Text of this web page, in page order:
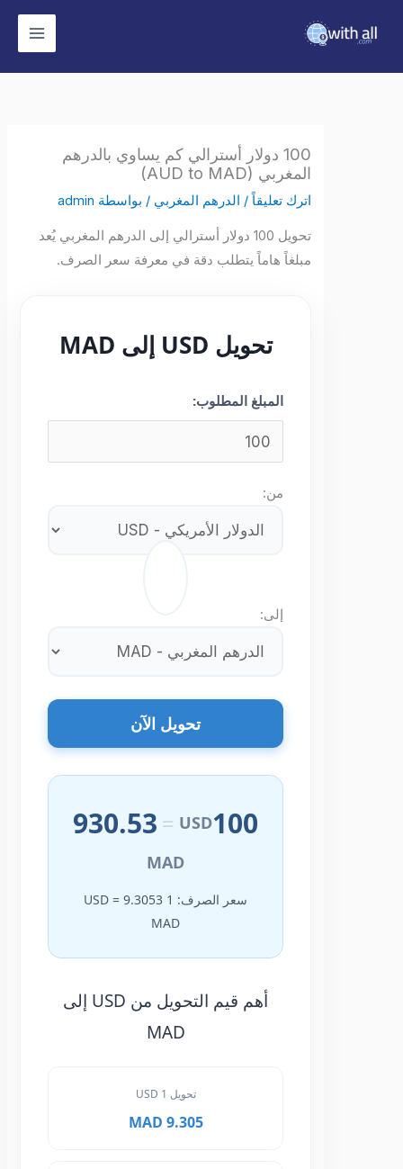
100 دولار أسترالي كم يساوي بالدرهم
المغربي (AUD to MAD)
اترك تعليقاً /الدرهم المغربي/ بواسطة admin
تحويل 100 دولار أسترالي إلى الدرهم المغربي يُعد
مبلغاً هاماً يتطلب دقة في معرفة سعر الصرف.
تحويل USD إلى MAD
المبلغ المطلوب:
تحويل الآن
100
USD
=
930.53
MAD
سعر الصرف: 1 USD = 9.3053
أهم قيم التحويل من USD إلى
MAD
تحويل 1 USD
9.305 MAD